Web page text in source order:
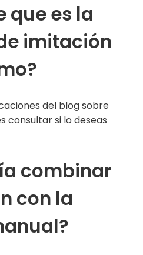
que es la
imitación
del blog sobre
consultar si lo deseas
combinar
con la